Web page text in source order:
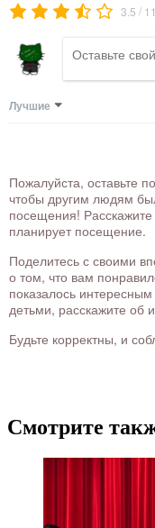
3.5 / 11
Лучшие
Пожалуйста, оставьте
чтобы другим людям
посещения! Расскажите
планирует посещение.
Поделитесь с своими
о том, что вам
показалось
детьми, расскажите об
Будьте корректны, и
Смотрите